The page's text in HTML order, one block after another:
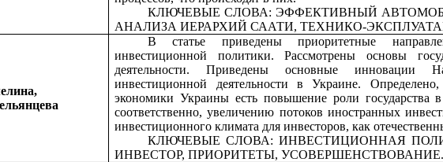
КЛЮЧЕВЫЕ СЛОВА: ЭФФЕКТИВНЫЙ
АНАЛИЗА ИЕРАРХИЙ СААТИ, ТЕХНИКО-
В статье приведены приоритетные
инвестиционной политики. Рассмотрены основы
деятельности. Приведены основные инновации
инвестиционной деятельности в Украине.
экономики Украины есть повышение роли государства
соответственно, увеличению потоков иностранных
инвестиционного климата для инвесторов, как
КЛЮЧЕВЫЕ СЛОВА: ИНВЕСТИЦИОННАЯ
ИНВЕСТОР, ПРИОРИТЕТЫ, УСОВЕРШЕНСТВОВАНИЕ.